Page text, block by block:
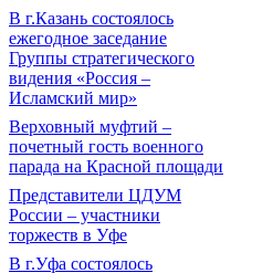
В г.Казань состоялось
ежегодное заседание
Группы стратегического
видения «Россия –
Исламский мир»
Верховный муфтий –
почетный гость военного
парада на Красной площади
Представители ЦДУМ
России – участники
торжеств в Уфе
В г.Уфа состоялось